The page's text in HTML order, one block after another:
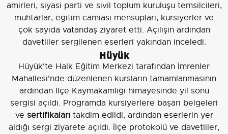
amirleri, siyasi parti ve sivil toplum kuruluşu temsilcileri,
muhtarlar, eğitim camiası mensupları, kursiyerler ve
çok sayıda vatandaş ziyaret etti. Açılışın ardından
davetliler sergilenen eserleri yakından inceledi.
Hüyük
Hüyük'te Halk Eğitim Merkezi tarafından İmrenler
Mahallesi'nde düzenlenen kursların tamamlanmasının
ardından İlçe Kaymakamlığı himayesinde yıl sonu
sergisi açıldı. Programda kursiyerlere başarı belgeleri
ve sertifikaları takdim edildi, ardından eserlerin yer
aldığı sergi ziyarete açıldı. İlçe protokolü ve davetliler,